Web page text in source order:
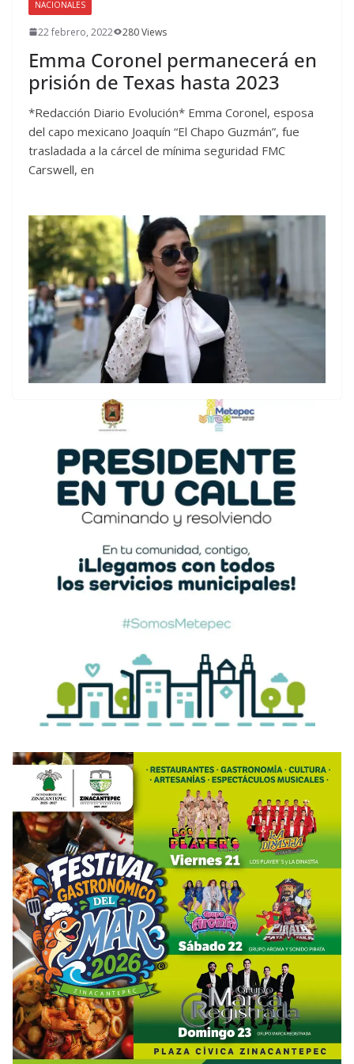
NACIONALES
22 febrero, 2022 280 Views
Emma Coronel permanecerá en
prisión de Texas hasta 2023
*Redacción Diario Evolución* Emma Coronel, esposa
del capo mexicano Joaquín “El Chapo Guzmán”, fue
trasladada a la cárcel de mínima seguridad FMC
Carswell, en